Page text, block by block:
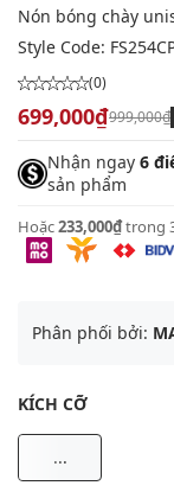
Nón bóng chày
Style Code:
(0)
699,000₫999,000₫
Nhận ngay 6
sản phẩm
Hoặc233,000₫trong
Phân phối bởi:
KÍCH CỠ
...